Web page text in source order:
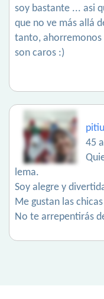
soy bastante ... asi
que no ve más allá
tanto, ahorremonos
son caros :)
45
lema.
Soy alegre y
Me gustan las
No te arrepentirás